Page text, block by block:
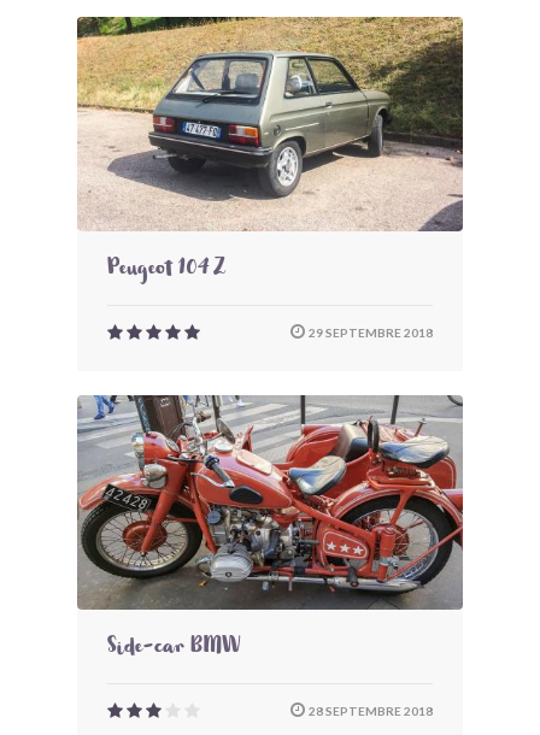
Peugeot 104 Z
29 SEPTEMBRE 2018
Side-car BMW
28 SEPTEMBRE 2018